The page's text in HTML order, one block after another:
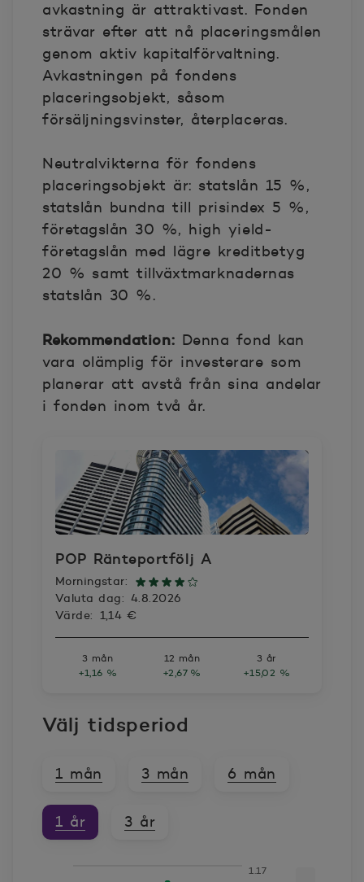
avkastning är attraktivast. Fonden
strävar efter att nå placeringsmålen
genom aktiv kapitalförvaltning.
Avkastningen på fondens
placeringsobjekt, såsom
försäljningsvinster, återplaceras.
Neutralvikterna för fondens
placeringsobjekt är: statslån 15 %,
statslån bundna till prisindex 5 %,
företagslån 30 %, high yield-
företagslån med lägre kreditbetyg
20 % samt tillväxtmarknadernas
statslån 30 %.
Rekommendation: Denna fond kan
vara olämplig för investerare som
planerar att avstå från sina andelar
i fonden inom två år.
POP Ränteportfölj A
Morningstar:
Valuta dag: 4.8.2026
Värde: 1,14 €
3 mån
+1,16 %
12 mån
+2,67 %
3 år
+15,02 %
Välj tidsperiod
1 mån 3 mån 6 mån
1 år 3 år
1.17